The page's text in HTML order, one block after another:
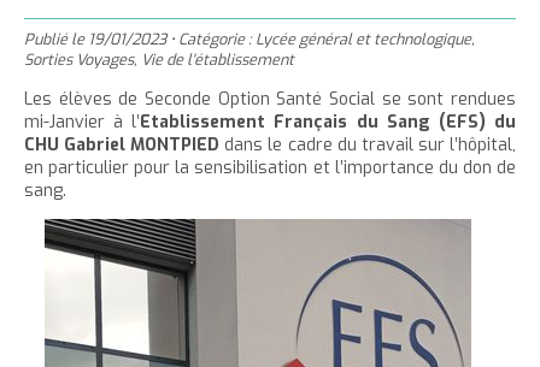
h
è
c
l
e
a
c
u
e
i
l
n
t
r
l
a
t
a
e
u
e
l
a
t
i
l
d
m
e
c
e
t
e
p
e
g
e
c
e
c
n
t
e
u
Publié le 19/01/2023 • Catégorie :Lycée général et technologique,
Sorties Voyages, Vie de l'établissement
Les élèves de Seconde Option Santé Social se sont rendues
mi-Janvier à l’Etablissement Français du Sang (EFS) du
CHU Gabriel MONTPIED dans le cadre du travail sur l’hôpital,
en particulier pour la sensibilisation et l’importance du don de
sang.